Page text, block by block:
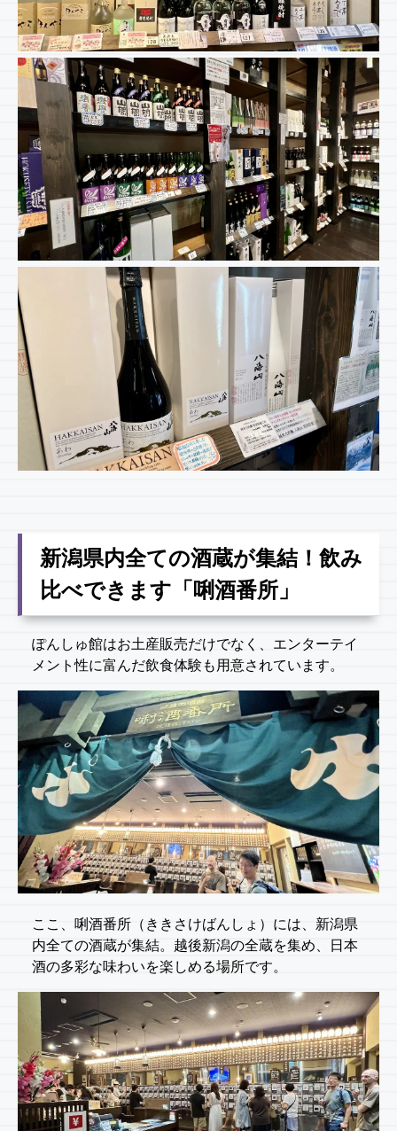
新潟県内全ての酒蔵が集結！飲み
比べできます「唎酒番所」
ぽんしゅ館はお土産販売だけでなく、エンターテイ
メント性に富んだ飲食体験も用意されています。
ここ、唎酒番所（ききさけばんしょ）には、新潟県
内全ての酒蔵が集結。越後新潟の全蔵を集め、日本
酒の多彩な味わいを楽しめる場所です。